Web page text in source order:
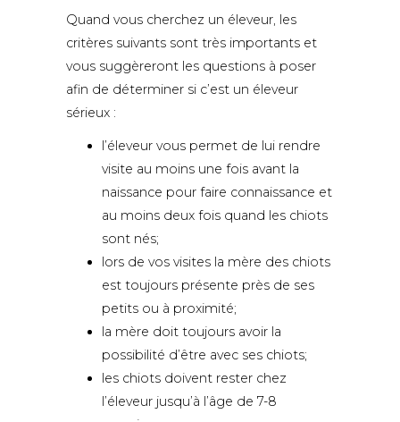
Quand vous cherchez un éleveur, les
critères suivants sont très importants et
vous suggèreront les questions à poser
afin de déterminer si c’est un éleveur
sérieux :
l’éleveur vous permet de lui rendre
visite au moins une fois avant la
naissance pour faire connaissance et
au moins deux fois quand les chiots
sont nés;
lors de vos visites la mère des chiots
est toujours présente près de ses
petits ou à proximité;
la mère doit toujours avoir la
possibilité d’être avec ses chiots;
les chiots doivent rester chez
l’éleveur jusqu’à l’âge de 7-8